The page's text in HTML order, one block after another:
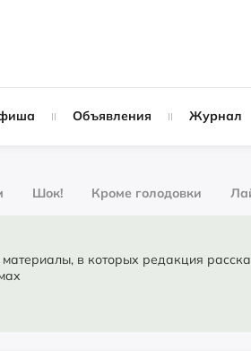
Объявления Журнал
Шок! Кроме голодовки
новости
в которых редакция рассказывает о